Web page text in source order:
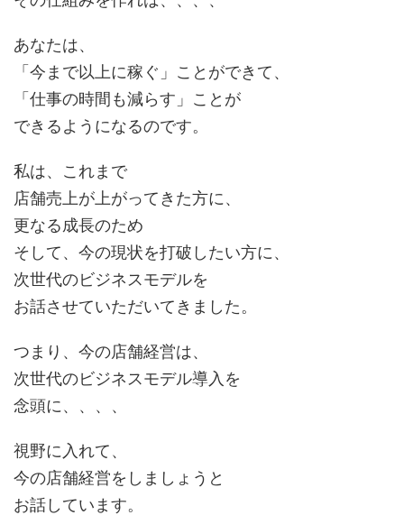
あなたは、
「今まで以上に稼ぐ」ことができて、
「仕事の時間も減らす」ことが
できるようになるのです。
私は、これまで
店舗売上が上がってきた方に、
更なる成長のため
そして、今の現状を打破したい方に、
次世代のビジネスモデルを
お話させていただいてきました。
つまり、今の店舗経営は、
次世代のビジネスモデル導入を
念頭に、、、、
視野に入れて、
今の店舗経営をしましょうと
お話しています。